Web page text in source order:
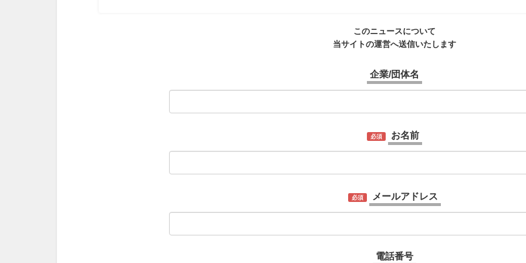
このニュースについて
当サイトの運営へ送信いたします
企業/団体名
必須 お名前
必須 メールアドレス
電話番号